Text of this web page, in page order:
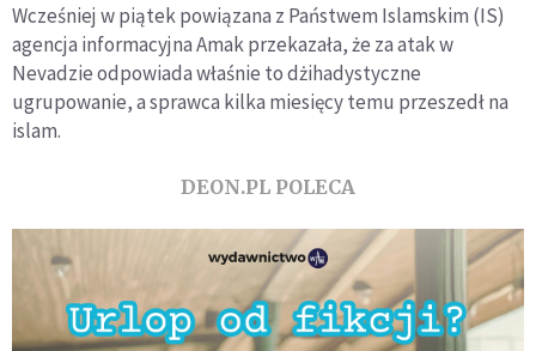
Wcześniej w piątek powiązana z Państwem Islamskim (IS)
agencja informacyjna Amak przekazała, że za atak w
Nevadzie odpowiada właśnie to dżihadystyczne
ugrupowanie, a sprawca kilka miesięcy temu przeszedł na
islam.
DEON.PL POLECA